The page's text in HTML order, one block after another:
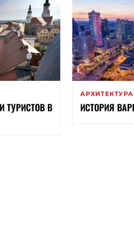
ТУРИСТОВ В
АРХИТЕКТУРА
ИСТОРИЯ